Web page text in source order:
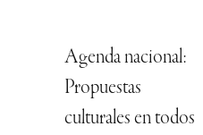
Agenda nacional:
Propuestas
culturales en todos